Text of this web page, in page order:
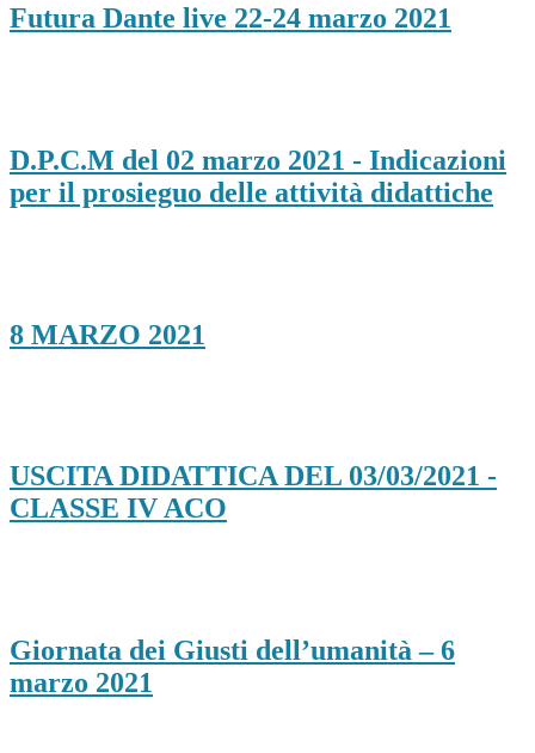
Futura Dante live 22-24 marzo 2021
D.P.C.M del 02 marzo 2021 - Indicazioni
per il prosieguo delle attività didattiche
8 MARZO 2021
USCITA DIDATTICA DEL 03/03/2021 -
CLASSE IV ACO
Giornata dei Giusti dell’umanità – 6
marzo 2021